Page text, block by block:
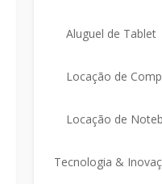
Aluguel de Tablet
Locação de
Locação de
Tecnologia &